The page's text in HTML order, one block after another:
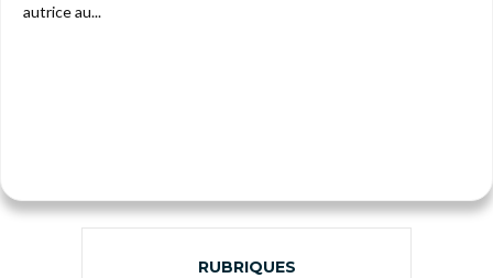
autrice au...
RUBRIQUES